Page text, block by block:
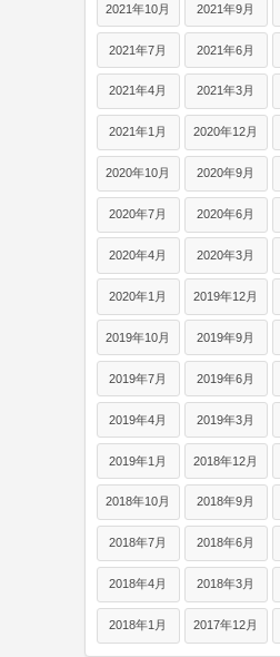
2021年10月 2021年9月
2021年7月 2021年6月
2021年4月 2021年3月
2021年1月 2020年12月
2020年10月 2020年9月
2020年7月 2020年6月
2020年4月 2020年3月
2020年1月 2019年12月
2019年10月 2019年9月
2019年7月 2019年6月
2019年4月 2019年3月
2019年1月 2018年12月
2018年10月 2018年9月
2018年7月 2018年6月
2018年4月 2018年3月
2018年1月 2017年12月